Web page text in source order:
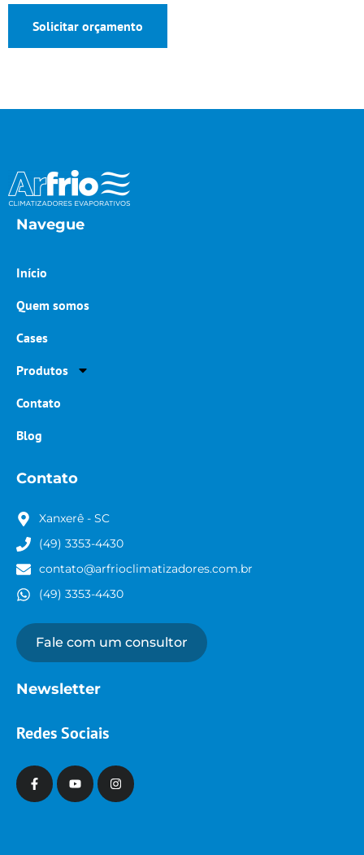
Solicitar orçamento
Navegue
Início
Quem somos
Cases
Produtos
Contato
Blog
Contato
Xanxerê - SC
(49) 3353-4430
contato@arfrioclimatizadores.com.br
(49) 3353-4430
Fale com um consultor
Newsletter
Redes Sociais